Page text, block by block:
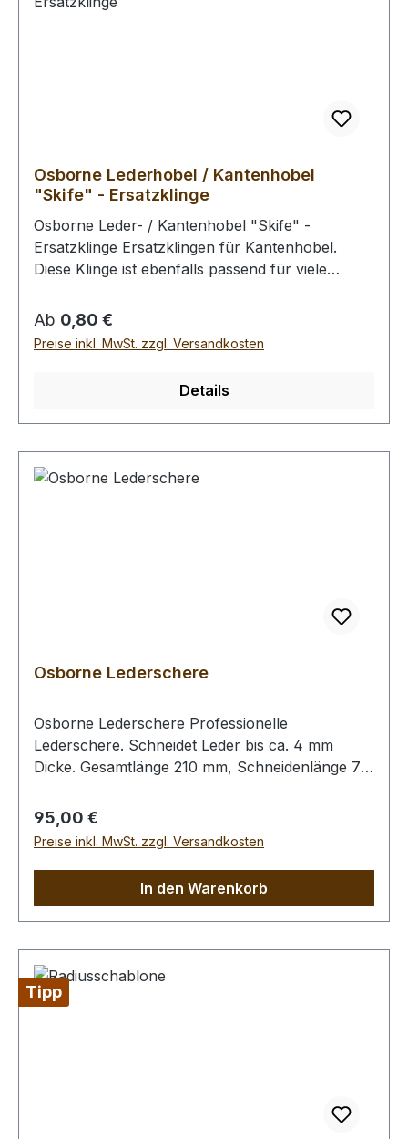
Ersatzklingen und Ersatzteile für diese
Osborne Lederhobel / Kantenhobel
"Skife" - Ersatzklinge
Osborne Leder- / Kantenhobel "Skife" -
Ersatzklinge Ersatzklingen für Kantenhobel.
Diese Klinge ist ebenfalls passend für viele
(Riemenschneider, Kantenhobel, etc.)
Regulärer Preis:
Ab 0,80 €
Preise inkl. MwSt. zzgl. Versandkosten
Details
Osborne Lederschere
Osborne Lederschere Professionelle
Lederschere. Schneidet Leder bis ca. 4 mm
Dicke. Gesamtlänge 210 mm, Schneidenlänge 74
Regulärer Preis:
95,00 €
Preise inkl. MwSt. zzgl. Versandkosten
In den Warenkorb
Tipp